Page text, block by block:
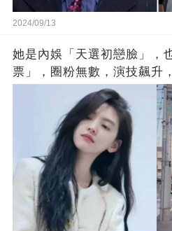
2024/09/13
她是內娛「天選初戀臉」，
票」，圈粉無數，演技飆升